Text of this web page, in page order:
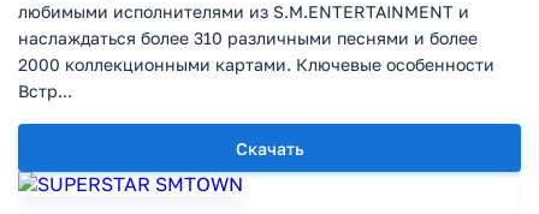
Скачать
любимыми исполнителями из S.M.ENTERTAINMENT и
наслаждаться более 310 различными песнями и более
2000 коллекционными картами. Ключевые особенности
Встр...